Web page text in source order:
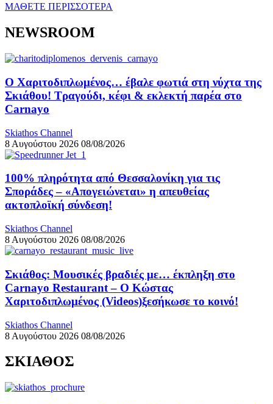
ΜΑΘΕΤΕ ΠΕΡΙΣΣΟΤΕΡΑ
NEWSROOM
Ο Χαριτοδιπλωμένος… έβαλε φωτιά στη νύχτα της
Σκιάθου! Τραγούδι, κέφι & εκλεκτή παρέα στο
Carnayo
Skiathos Channel
8 Αυγούστου 2026 08/08/2026
100% πληρότητα από Θεσσαλονίκη για τις
Σποράδες – «Απογειώνεται» η απευθείας
ακτοπλοϊκή σύνδεση!
Skiathos Channel
8 Αυγούστου 2026 08/08/2026
Σκιάθος: Μουσικές βραδιές με… έκπληξη στο
Carnayo Restaurant – Ο Κώστας
Χαριτοδιπλωμένος (Videos)ξεσήκωσε το κοινό!
Skiathos Channel
8 Αυγούστου 2026 08/08/2026
ΣΚΙΑΘΟΣ